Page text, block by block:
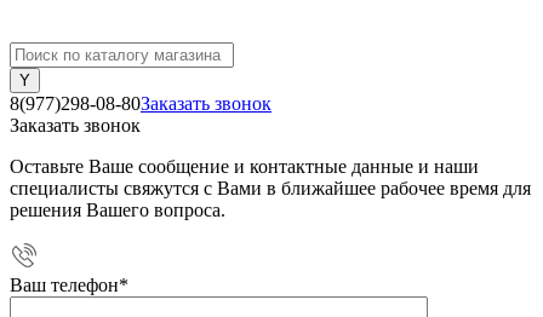
8(977)298-08-80Заказать звонок
Заказать звонок
Оставьте Ваше сообщение и контактные данные и наши
специалисты свяжутся с Вами в ближайшее рабочее время для
решения Вашего вопроса.
Ваш телефон*